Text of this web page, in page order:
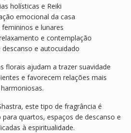
holísticas e Reiki
emocional da casa
e lunares
e contemplação
descanso e autocuidado
florais ajudam a trazer suavidade
e favorecem relações mais
harmoniosas.
este tipo de fragrância é
quartos, espaços de descanso e
à espiritualidade.